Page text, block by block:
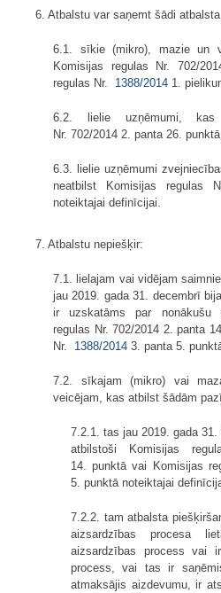
6. Atbalstu var saņemt šādi
6.1. sīkie (mikro), mazie un
Komisijas regulas Nr. 702/
regulas Nr. 1388/2014 1.
6.2. lielie uzņēmumi, kas
Nr. 702/2014 2. panta 26.
6.3. lielie uzņēmumi
neatbilst Komisijas regulas
noteiktajai definīcijai.
7. Atbalstu nepiešķir:
7.1. lielajam vai vidējam
jau 2019. gada 31. decembrī
ir uzskatāms par nonākušu
regulas Nr. 702/2014 2. panta
Nr. 1388/2014 3. panta 5.
7.2. sīkajam (mikro) vai
veicējam, kas atbilst šādām
7.2.1. tas jau 2019. gada
atbilstoši Komisijas
14. punktā vai Komisijas
5. punktā noteiktajai
7.2.2. tam atbalsta
aizsardzības procesa
aizsardzības process vai
process, vai tas ir
atmaksājis aizdevumu, ir